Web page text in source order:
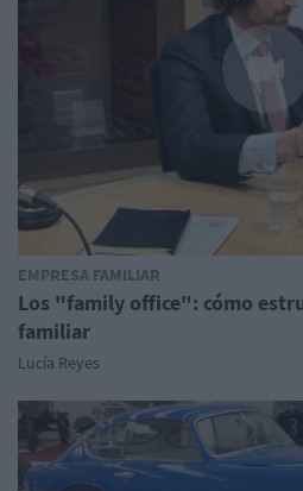
EMPRESA FAMILIAR
Los "family office": cómo
familiar
Lucía Reyes